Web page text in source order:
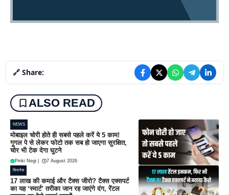
🔗 Share:
ALSO READ
NEWS
मोबाइल चोरी होते ही सबसे पहले करें ये 5 काम!
गूगल पे से लेकर फोटो तक सब हो जाएगा सुरक्षित,
चोर भी टेक देगा घुटने
Pinki Negi 7 August 2026
बिजनेस
17 लाख की कमाई और टैक्स जीरो? टैक्स एक्सपर्ट
का यह ‘स्मार्ट’ तरीका जान रह जाएंगे दंग, रेंटल